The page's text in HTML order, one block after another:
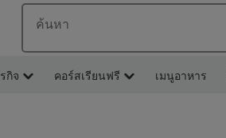
ค้นหา
กิจ คอร์สเรียนฟรี เมนูอาหาร